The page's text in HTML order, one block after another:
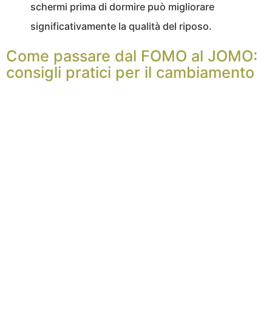
schermi prima di dormire può migliorare
significativamente la qualità del riposo.
Come passare dal FOMO al JOMO:
consigli pratici per il cambiamento